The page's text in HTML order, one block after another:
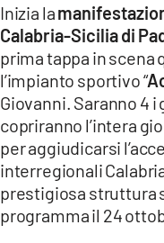
LaC
Network
LACPLAY.IT
LACTV.IT
LACONAIR.IT
LACITYMAG.IT
ILREGGINO.IT
Inizia la
Calabria-Sicilia di
prima tappa in scena
l’impianto sportivo “
Giovanni. Saranno 4
copriranno l’intera
per aggiudicarsi
interregionali
prestigiosa struttura
programma il 24